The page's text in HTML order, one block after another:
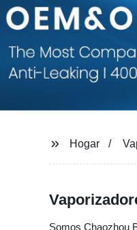
Hogar
Somos Chaozhou